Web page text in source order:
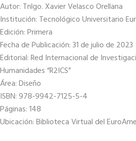
Autor: Tnlgo. Xavier Velasco Orellana
Institución: Tecnológico Universitario
Edición: Primera
Fecha de Publicación: 31 de julio de 2023
Editorial: Red Internacional de
Humanidades “R2ICS”
Área: Diseño
ISBN: 978-9942-7125-5-4
Páginas: 148
Ubicación: Biblioteca Virtual del